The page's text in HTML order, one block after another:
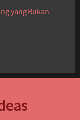
yang Bukan